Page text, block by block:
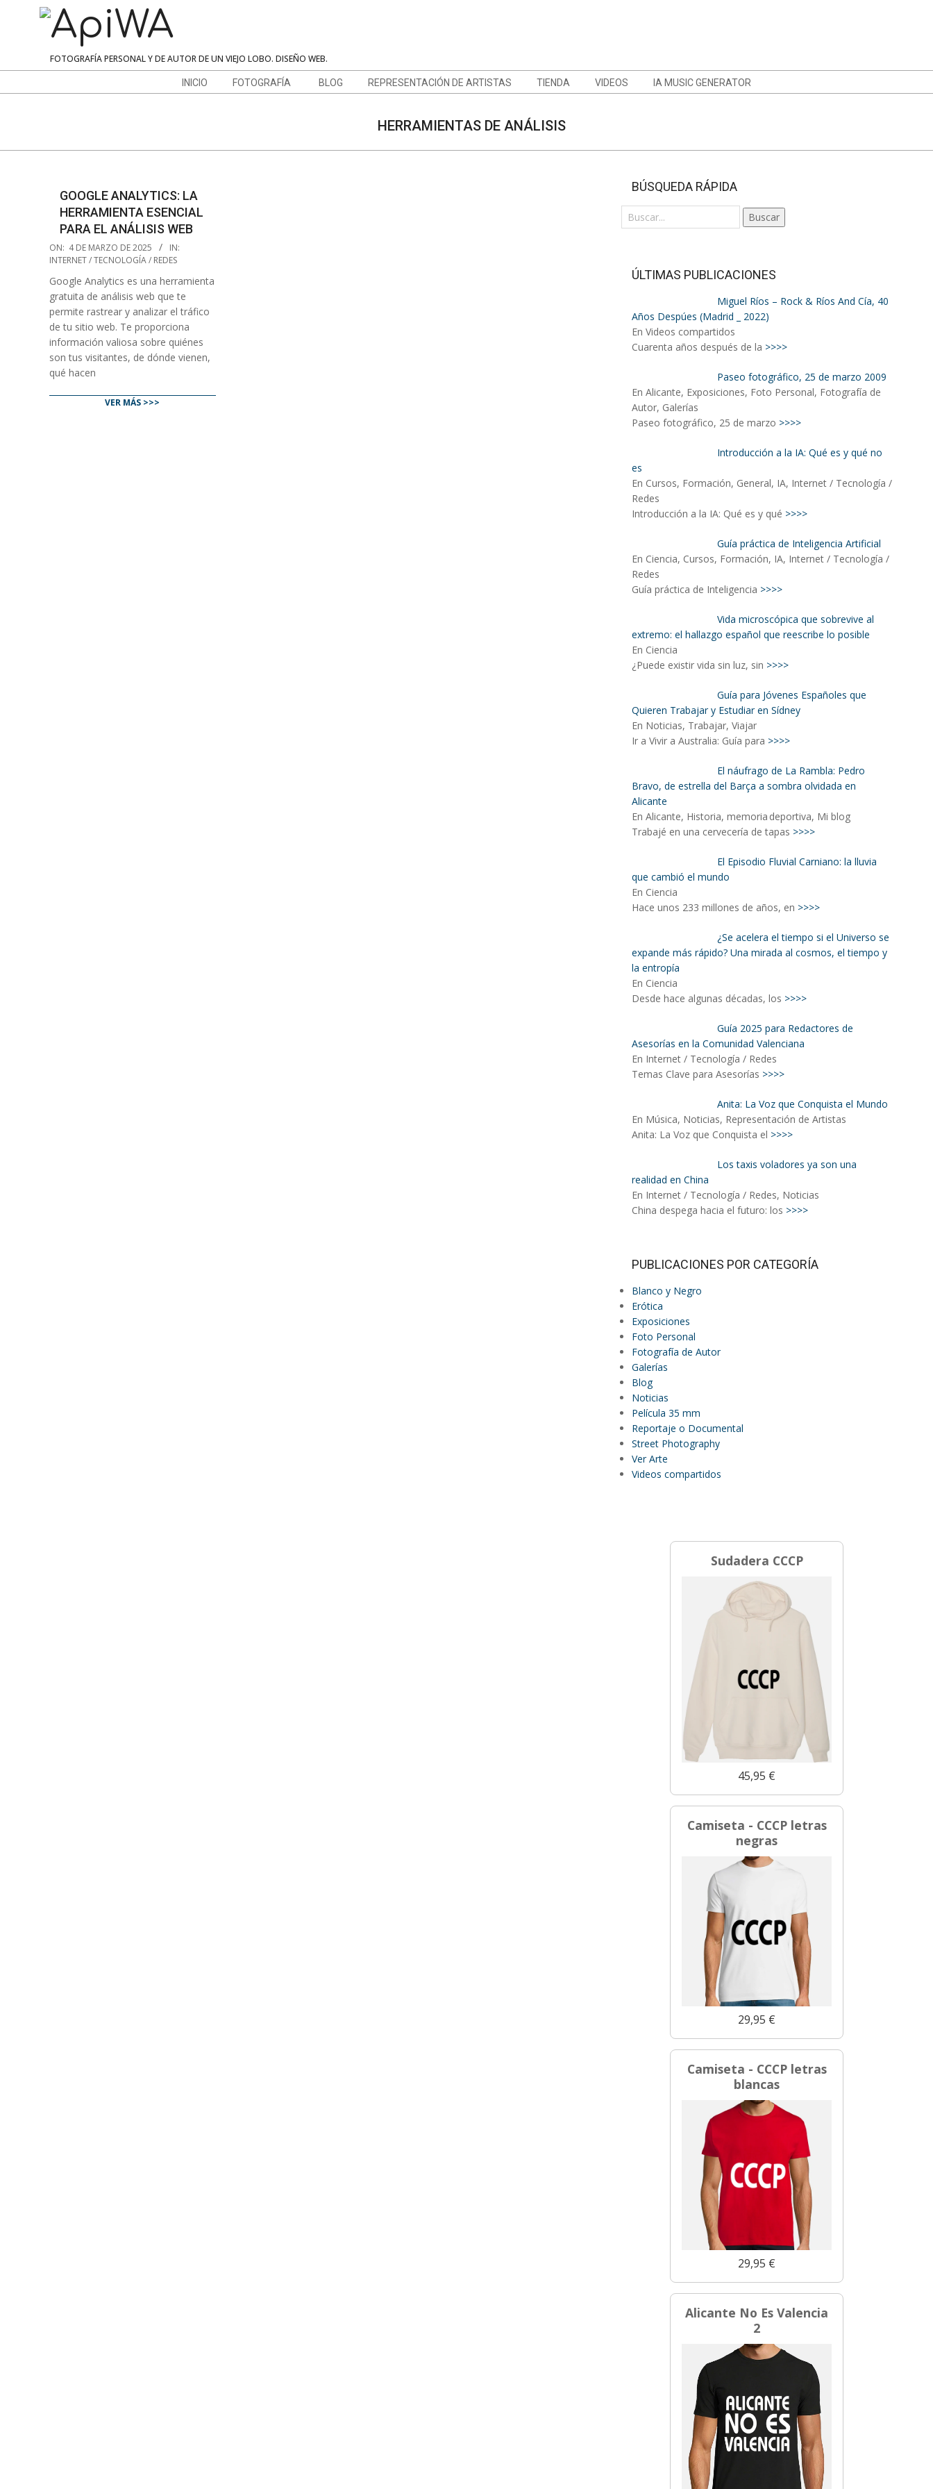
ApiWA
FOTOGRAFÍA PERSONAL Y DE AUTOR DE UN VIEJO LOBO. DISEÑO WEB.
Menu
INICIO FOTOGRAFÍA BLOG REPRESENTACIÓN DE ARTISTAS TIENDA VIDEOS IA MUSIC GENERATOR
HERRAMIENTAS DE ANÁLISIS
GOOGLE ANALYTICS: LA
HERRAMIENTA ESENCIAL
PARA EL ANÁLISIS WEB
2025-
03-
04
ON: 4 DE MARZO DE 2025
IN:
INTERNET / TECNOLOGÍA / REDES
Google Analytics es una herramienta
gratuita de análisis web que te
permite rastrear y analizar el tráfico
de tu sitio web. Te proporciona
información valiosa sobre quiénes
son tus visitantes, de dónde vienen,
qué hacen
VER MÁS >>>
BÚSQUEDA RÁPIDA
Buscar
ÚLTIMAS PUBLICACIONES
Miguel Ríos – Rock & Ríos And Cía, 40
Años Despúes (Madrid _ 2022)
En Videos compartidos
Cuarenta años después de la >>>>
Paseo fotográfico, 25 de marzo 2009
En Alicante, Exposiciones, Foto Personal, Fotografía de
Autor, Galerías
Paseo fotográfico, 25 de marzo >>>>
Introducción a la IA: Qué es y qué no
es
En Cursos, Formación, General, IA, Internet / Tecnología /
Redes
Introducción a la IA: Qué es y qué >>>>
Guía práctica de Inteligencia Artificial
En Ciencia, Cursos, Formación, IA, Internet / Tecnología /
Redes
Guía práctica de Inteligencia >>>>
Vida microscópica que sobrevive al
extremo: el hallazgo español que reescribe lo posible
En Ciencia
¿Puede existir vida sin luz, sin >>>>
Guía para Jóvenes Españoles que
Quieren Trabajar y Estudiar en Sídney
En Noticias, Trabajar, Viajar
Ir a Vivir a Australia: Guía para >>>>
El náufrago de La Rambla: Pedro
Bravo, de estrella del Barça a sombra olvidada en
Alicante
En Alicante, Historia, memoria deportiva, Mi blog
Trabajé en una cervecería de tapas >>>>
El Episodio Fluvial Carniano: la lluvia
que cambió el mundo
En Ciencia
Hace unos 233 millones de años, en >>>>
¿Se acelera el tiempo si el Universo se
expande más rápido? Una mirada al cosmos, el tiempo y
la entropía
En Ciencia
Desde hace algunas décadas, los >>>>
Guía 2025 para Redactores de
Asesorías en la Comunidad Valenciana
En Internet / Tecnología / Redes
Temas Clave para Asesorías >>>>
Anita: La Voz que Conquista el Mundo
En Música, Noticias, Representación de Artistas
Anita: La Voz que Conquista el >>>>
Los taxis voladores ya son una
realidad en China
En Internet / Tecnología / Redes, Noticias
China despega hacia el futuro: los >>>>
PUBLICACIONES POR CATEGORÍA
Blanco y Negro
Erótica
Exposiciones
Foto Personal
Fotografía de Autor
Galerías
Blog
Noticias
Película 35 mm
Reportaje o Documental
Street Photography
Ver Arte
Videos compartidos
Sudadera CCCP
45,95 €
Camiseta - CCCP letras
negras
29,95 €
Camiseta - CCCP letras
blancas
29,95 €
Alicante No Es Valencia
2